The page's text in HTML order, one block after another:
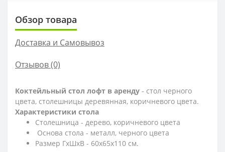
Обзор товара
Доставка и Самовывоз
Отзывов (0)
Коктейльный стол лофт в аренду - стол черного
цвета, столешницы деревянная, коричневого цвета.
Характеристики стола
Столешница - дерево, коричневого цвета
Основа стола - металл, черного цвета
Размер ГхШхВ - 60x65x110 см.